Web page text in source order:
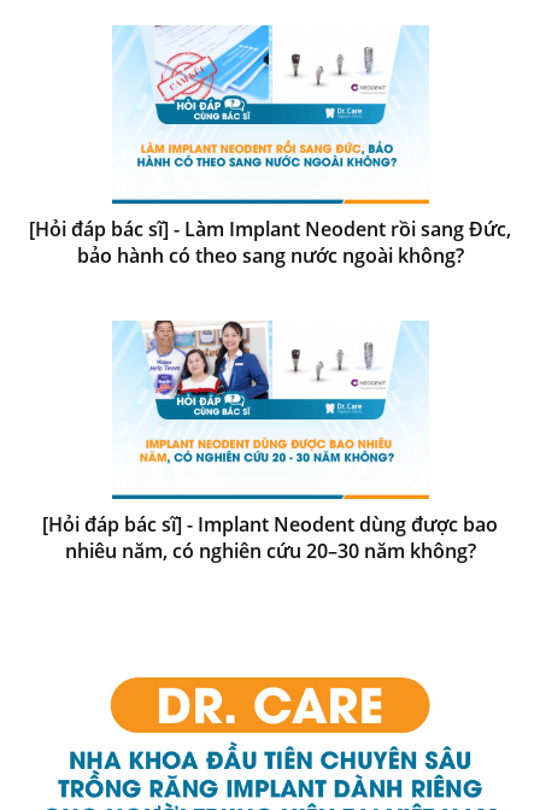
[Hỏi đáp bác sĩ] - Làm Implant Neodent rồi sang Đức,
bảo hành có theo sang nước ngoài không?
[Hỏi đáp bác sĩ] - Implant Neodent dùng được bao
nhiêu năm, có nghiên cứu 20–30 năm không?